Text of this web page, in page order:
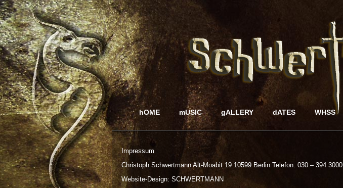
hOME mUSIC gALLERY dATES WHSS
Impressum
Christoph Schwertmann Alt-Moabit 19 10599 Berlin Telefon: 030 – 394 3000
Website-Design: SCHWERTMANN